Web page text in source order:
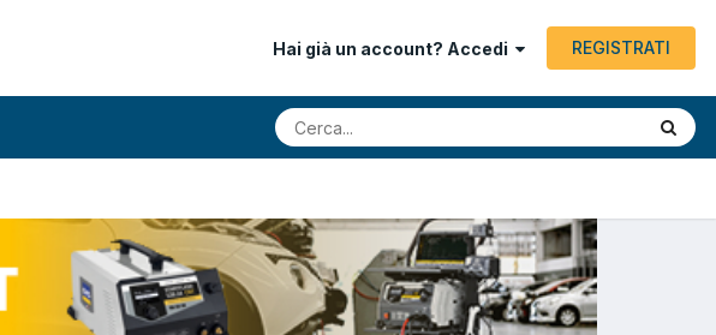
Hai già un account? Accedi REGISTRATI